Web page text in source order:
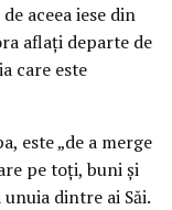
aceea iese din
aflaţi departe de
care este
este „de a merge
pe toţi, buni şi
dintre ai Săi.